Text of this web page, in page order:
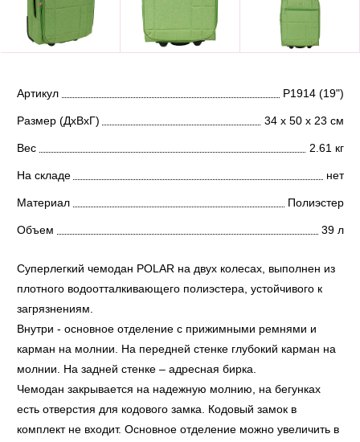
Артикул Р1914 (19")
Размер (ДхВхГ) 34 х 50 х 23 см
Вес 2.61 кг
На складе нет
Материал Полиэстер
Объем 39 л
Суперлегкий чемодан POLAR на двух колесах, выполнен из
плотного водоотталкивающего полиэстера, устойчивого к
загрязнениям.
Внутри - основное отделение с прижимными ремнями и
карман на молнии. На передней стенке глубокий карман на
молнии. На задней стенке – адресная бирка.
Чемодан закрывается на надежную молнию, на бегунках
есть отверстия для кодового замка. Кодовый замок в
комплект не входит. Основное отделение можно увеличить в